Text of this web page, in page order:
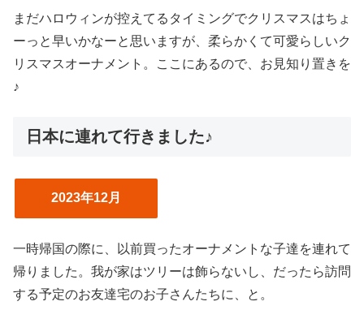
まだハロウィンが控えてるタイミングでクリスマスはちょ
ーっと早いかなーと思いますが、柔らかくて可愛らしいク
リスマスオーナメント。ここにあるので、お見知り置きを
♪
日本に連れて行きました♪
2023年12月
一時帰国の際に、以前買ったオーナメントな子達を連れて
帰りました。我が家はツリーは飾らないし、だったら訪問
する予定のお友達宅のお子さんたちに、と。